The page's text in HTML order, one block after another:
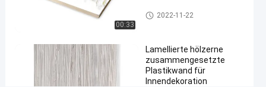
00:33
WPC-Schaum-Brett
2022-11-22
Lamellierte hölzerne
zusammengesetzte
Plastikwand für
Innendekoration